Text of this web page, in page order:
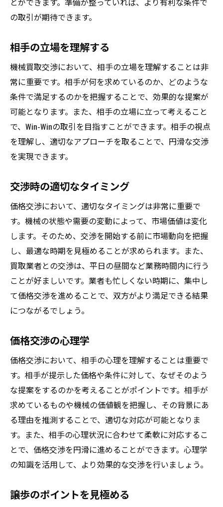
の取引が期待できます。
相手の立場を理解する
機械買取交渉において、相手の立場を理解することは非
常に重要です。相手が何を求めているのか、どのような
条件で満足するのかを把握することで、効果的な提案が
可能となります。また、相手の立場に立って考えること
で、Win-Winの取引を目指すことができます。相手の視点
を理解し、適切なアプローチを取ることで、円滑な交渉
を実現できます。
交渉時の適切なタイミング
価格交渉において、適切なタイミングは非常に重要で
す。機械の状態や需要の変動によって、市場価値は変化
します。そのため、交渉を開始する前に市場動向を把握
し、最適な時期を見極めることが求められます。また、
買取業者との交渉は、平日の昼間など業務時間内に行う
ことが好ましいです。業者も忙しくない時期に、集中し
て価格交渉を進めることで、双方がより満足できる結果
につながるでしょう。
価格交渉の心理学
価格交渉において、相手の心理を理解することは重要で
す。相手が提示した価格や条件に対して、なぜそのよう
な提案をするのかを考えることがポイントです。相手が
求めているものや機械の価値観を把握し、その背景にあ
る理由を推測することで、適切な対応が可能となりま
す。また、相手の心理状況に合わせて柔軟に対応するこ
とで、価格交渉を円滑に進めることができます。心理学
の知識を活用して、より効果的な交渉を行いましょう。
譲歩のポイントを見極める